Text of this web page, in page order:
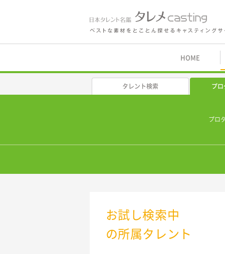
HOME
タレント検索 プロ
プロ
お試し検索中
の所属タレント